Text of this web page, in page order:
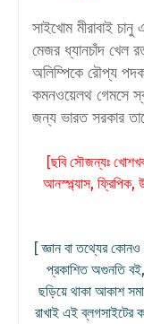
সাইখোম মীরাবাই
মেজর ধ্যানচাঁদ খেল
অলিম্পিকে রৌপ্য পদক
কমনওয়েলথ গেমসে
জন্য ভারত সরকার
[ছবি সৌজন্যঃ
আনস্প্ল্যাস, ফ্রিপিক,
[ জ্ঞান বা তথ্যের
প্রকাশিত অগুনতি বই,
ছড়িয়ে থাকা আকাশ
রাখাই এই